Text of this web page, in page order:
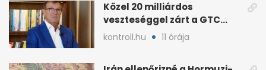
Közel 20 milliárdos
veszteséggel zárt a GTC
Origine a 2025-ös évben
kontroll.hu 11 órája